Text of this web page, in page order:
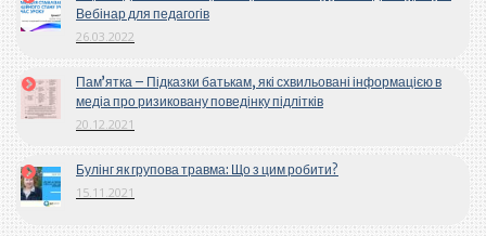
Вебінар для педагогів
26.03.2022
Пам’ятка – Підказки батькам, які схвильовані інформацією в
медіа про ризиковану поведінку підлітків
20.12.2021
Булінг як групова травма: Що з цим робити?
15.11.2021